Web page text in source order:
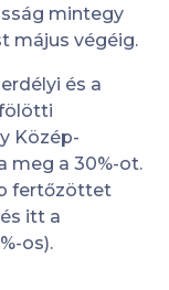
mintegy
május végéig.
és a
Közép-
meg a 30%-ot.
fertőzöttet
itt a
os).